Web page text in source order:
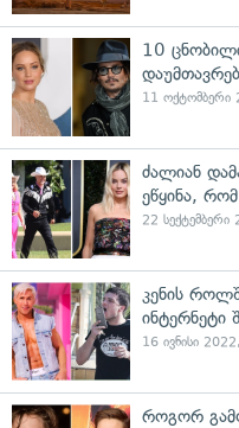
10
11
ძალიან
ეწყინა,
22
კენის
ინტერნეტი
16 ივნისი
როგორ